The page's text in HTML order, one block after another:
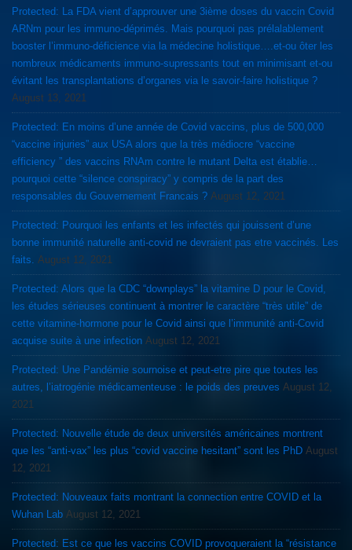
Protected: La FDA vient d’approuver une 3ième doses du vaccin Covid
ARNm pour les immuno-déprimés. Mais pourquoi pas prélalablement
booster l’immuno-déficience via la médecine holistique….et-ou ôter les
nombreux médicaments immuno-supressants tout en minimisant et-ou
évitant les transplantations d’organes via le savoir-faire holistique ?
August 13, 2021
Protected: En moins d’une année de Covid vaccins, plus de 500,000
“vaccine injuries” aux USA alors que la très médiocre “vaccine
efficiency ” des vaccins RNAm contre le mutant Delta est établie…
pourquoi cette “silence conspiracy” y compris de la part des
responsables du Gouvernement Francais ? August 12, 2021
Protected: Pourquoi les enfants et les infectés qui jouissent d’une
bonne immunité naturelle anti-covid ne devraient pas etre vaccinés. Les
faits.
August 12, 2021
Protected: Alors que la CDC “downplays” la vitamine D pour le Covid,
les études sérieuses continuent à montrer le caractère “très utile” de
cette vitamine-hormone pour le Covid ainsi que l’immunité anti-Covid
acquise suite à une infection August 12, 2021
Protected: Une Pandémie sournoise et peut-etre pire que toutes les
autres, l’iatrogénie médicamenteuse : le poids des preuves August 12,
2021
Protected: Nouvelle étude de deux universités américaines montrent
que les “anti-vax” les plus “covid vaccine hesitant” sont les PhD August
12, 2021
Protected: Nouveaux faits montrant la connection entre COVID et la
Wuhan Lab August 12, 2021
Protected: Est ce que les vaccins COVID provoqueraient la “résistance